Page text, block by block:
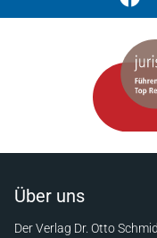
Über uns
Der Verlag Dr. Otto